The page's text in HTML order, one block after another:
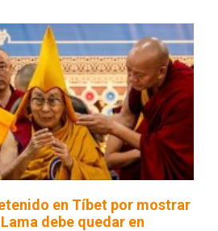
en Tíbet por mostrar
debe quedar en